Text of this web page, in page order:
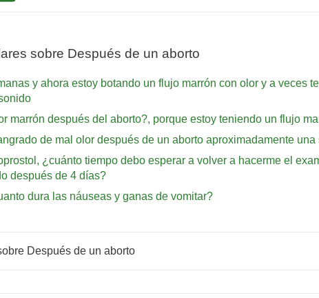
sobre Después de un aborto
y ahora estoy botando un flujo marrón con olor y a veces
marrón después del aborto?, porque estoy teniendo un flujo
de mal olor después de un aborto aproximadamente una
¿cuánto tiempo debo esperar a volver a hacerme el
después de 4 días?
dura las náuseas y ganas de vomitar?
Después de un aborto